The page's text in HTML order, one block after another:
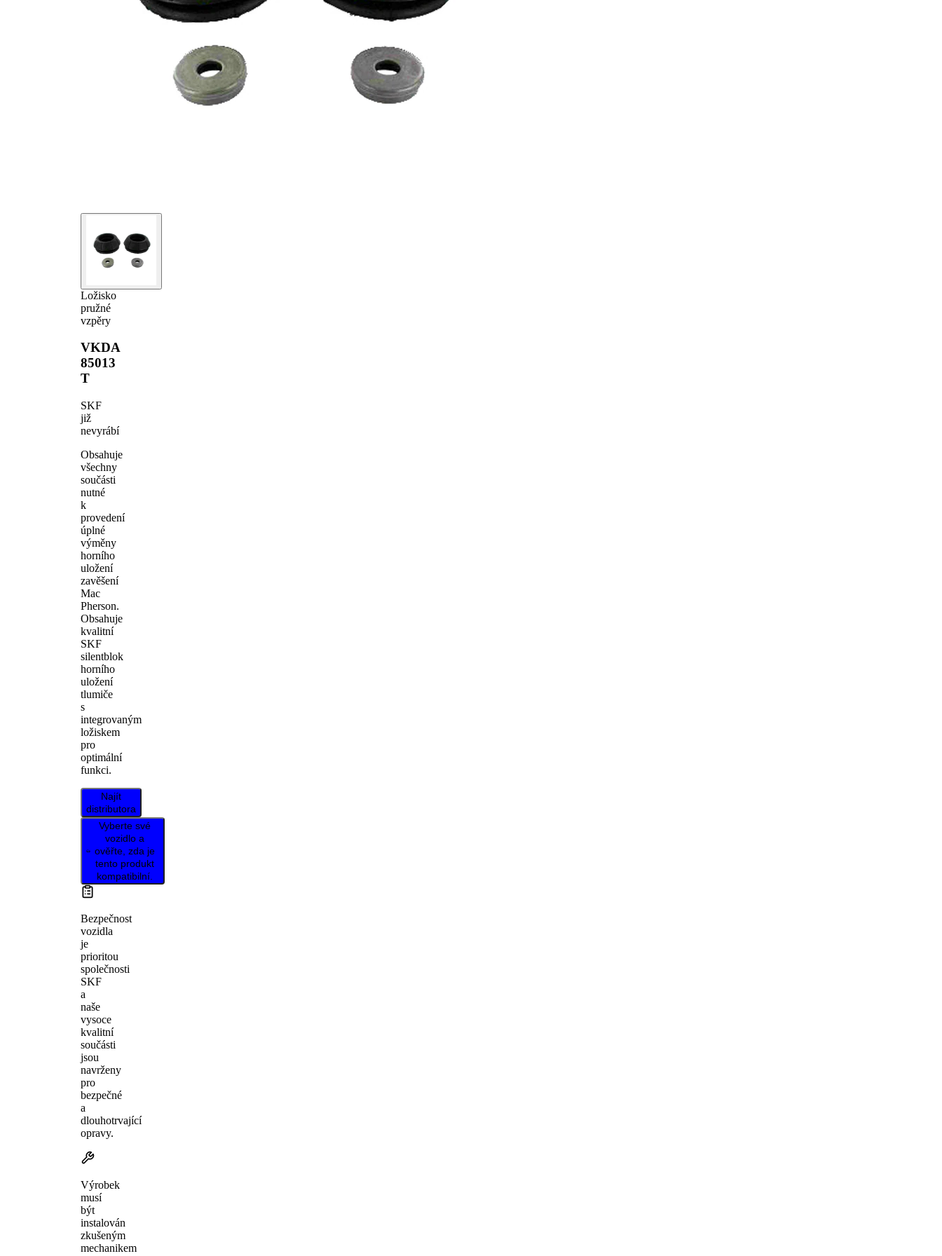
Ložisko
pružné
vzpěry
VKDA
85013
T
SKF
již
nevyrábí
Obsahuje
všechny
součásti
nutné
k
provedení
úplné
výměny
horního
uložení
zavěšení
Mac
Pherson.
Obsahuje
kvalitní
SKF
silentblok
horního
uložení
tlumiče
s
integrovaným
ložiskem
pro
optimální
funkci.
Najít
distributora
Vyberte své
vozidlo a
ověřte, zda je
tento produkt
kompatibilní.
Bezpečnost
vozidla
je
prioritou
společnosti
SKF
a
naše
vysoce
kvalitní
součásti
jsou
navrženy
pro
bezpečné
a
dlouhotrvající
opravy.
Výrobek
musí
být
instalován
zkušeným
mechanikem